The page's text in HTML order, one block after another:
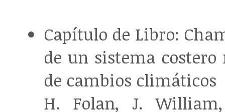
Capítulo de Libro:
de un sistema
de cambios climáticos
H. Folan, J.